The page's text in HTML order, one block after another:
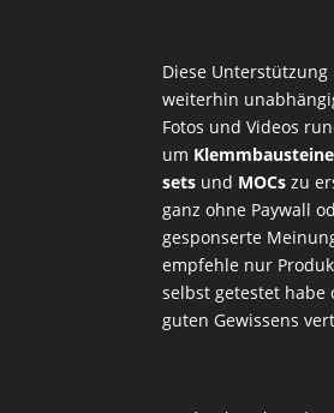
Diese
weiterhin
Fotos und Videos
um Klemmbausteine
sets und MOCs zu
ganz ohne Paywall
gesponserte
empfehle nur
selbst getestet habe
guten Gewissens